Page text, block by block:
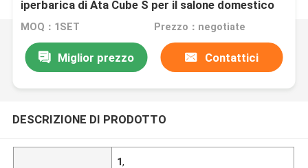
iperbarica di Ata Cube S per il salone domestico
MOQ：1SET Prezzo：negotiate
Miglior prezzo Contattici
DESCRIZIONE DI PRODOTTO
1,